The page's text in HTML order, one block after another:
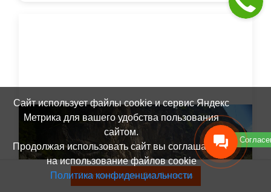
Смотреть туры без билетов
Сайт использует файлы cookie и сервис Яндекс
Метрика для вашего удобства пользования
сайтом.
Продолжая использовать сайт вы соглашаетесь
на использование файлов cookie
Политика конфиденциальности